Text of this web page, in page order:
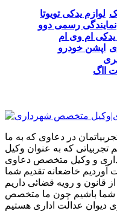
لوازم یدکی تویوتا
نمایندگی رسمی دوو
یدکی ام وی ام
اپشن خودرو
ااگ
در دعاوی که به ما
تجربیاتی که به عنوان وکیل
ماده ۱۰۰ شهرداری و وکیل متخصص دعاوی
خاضعانه تقدیم شما
قانون و رویه قضائی داریم
شما باشیم چون ما متخصص
دیوان عدالت اداری هستیم